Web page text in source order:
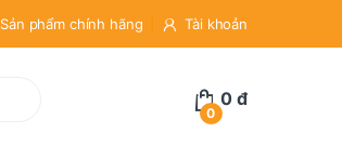
Sản phẩm chính hãng Tài khoản
0
0đ